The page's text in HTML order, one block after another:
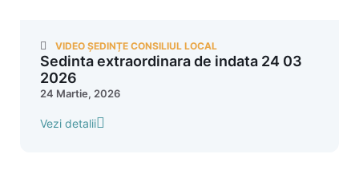
VIDEO ȘEDINȚE CONSILIUL LOCAL
Sedinta extraordinara de indata 24 03
2026
24 Martie, 2026
Vezi detalii